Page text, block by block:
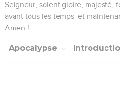
Seigneur, soient gloire, majesté,
avant tous les temps, et
Amen !
Apocalypse